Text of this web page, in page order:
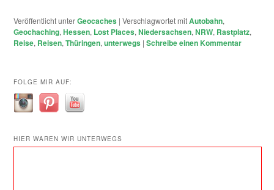
Veröffentlicht unterGeocaches |Verschlagwortet mitAutobahn,
Geochaching,Hessen, Lost Places,Niedersachsen,NRW, Rastplatz,
Reise, Reisen,Thüringen,unterwegs |Schreibe einen Kommentar
FOLGE MIR AUF:
HIER WAREN WIR UNTERWEGS